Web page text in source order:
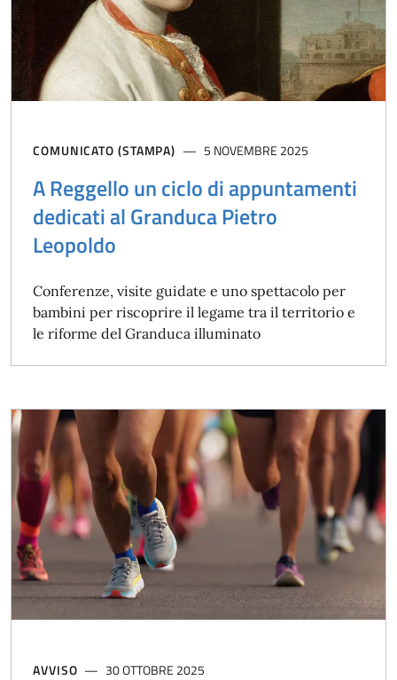
COMUNICATO (STAMPA) 5 NOVEMBRE 2025
A Reggello un ciclo di appuntamenti
dedicati al Granduca Pietro
Leopoldo
Conferenze, visite guidate e uno spettacolo per
bambini per riscoprire il legame tra il territorio e
le riforme del Granduca illuminato
AVVISO 30 OTTOBRE 2025